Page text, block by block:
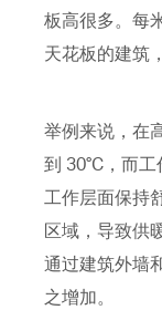
板高很多。每
天花板的建筑
举例来说，在
到 30°C，而
工作层面保持
区域，导致供
通过建筑外墙
之增加。